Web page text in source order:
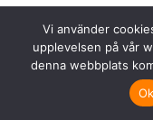
Vi använder
upplevelsen på vår
denna webbplats
Ok